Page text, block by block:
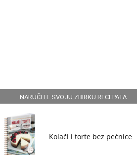
NARUČITE SVOJU ZBIRKU RECEPATA
Kolači i torte bez pećnice